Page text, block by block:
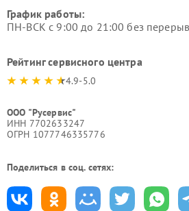
График работы:
ПН-ВСК с 9:00 до 21:00 без
Рейтинг сервисного центра
4.9-5.0
ООО "Русервис"
ИНН 7702633247
ОГРН 1077746335776
Поделиться в соц. сетях: